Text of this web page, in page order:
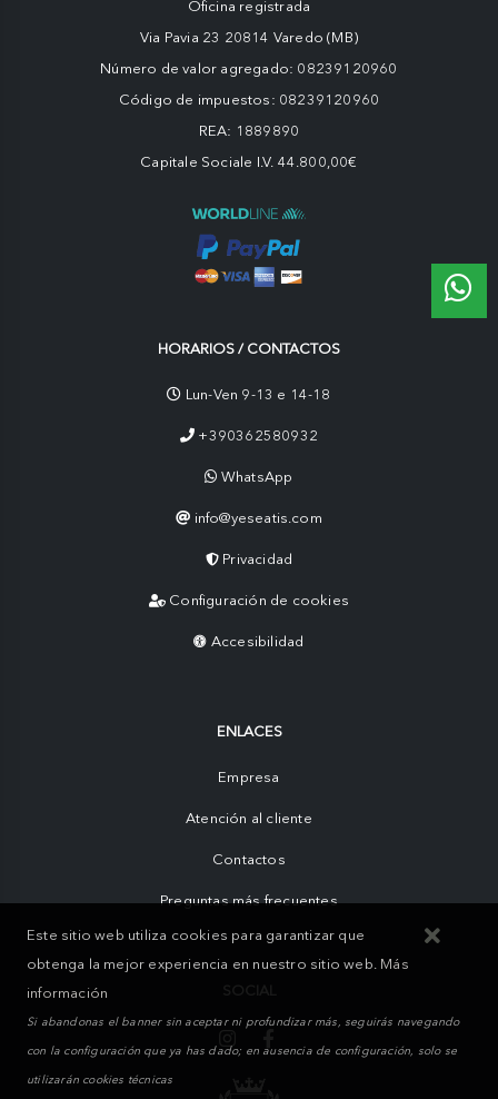
Oficina registrada
Via Pavia 23 20814 Varedo (MB)
Número de valor agregado: 08239120960
Código de impuestos: 08239120960
REA: 1889890
Capitale Sociale I.V. 44.800,00€
HORARIOS / CONTACTOS
Lun-Ven 9-13 e 14-18
+390362580932
WhatsApp
info@yeseatis.com
Privacidad
Configuración de cookies
Accesibilidad
ENLACES
Empresa
Atención al cliente
Contactos
Preguntas más frecuentes
Este sitio web utiliza cookies para garantizar que
obtenga la mejor experiencia en nuestro sitio web. Más
información
Si abandonas el banner sin aceptar ni profundizar más, seguirás navegando
con la configuración que ya has dado; en ausencia de configuración, solo se
utilizarán cookies técnicas